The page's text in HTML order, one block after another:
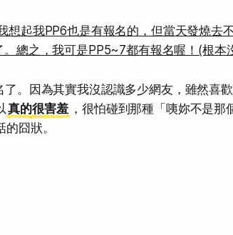
想起我PP6也是有報名的，但當天發燒去
總之，我可是PP5~7都有報名喔！(根本
。因為其實我沒認識多少網友，雖然喜
真的很害羞 ，很怕碰到那種「咦妳不是那
的囧狀。